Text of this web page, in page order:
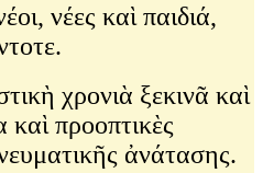
νέες καὶ παιδιά,
χρονιὰ ξεκινᾶ καὶ
καὶ προοπτικὲς
ἀνάτασης.